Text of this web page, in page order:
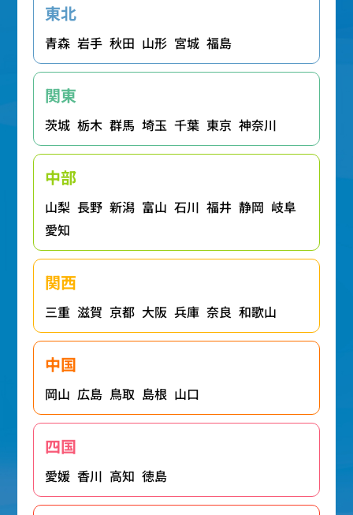
東北
青森 岩手 秋田 山形 宮城 福島
関東
茨城 栃木 群馬 埼玉 千葉 東京 神奈川
中部
山梨 長野 新潟 富山 石川 福井 静岡 岐阜
愛知
関西
三重 滋賀 京都 大阪 兵庫 奈良 和歌山
中国
岡山 広島 鳥取 島根 山口
四国
愛媛 香川 高知 徳島